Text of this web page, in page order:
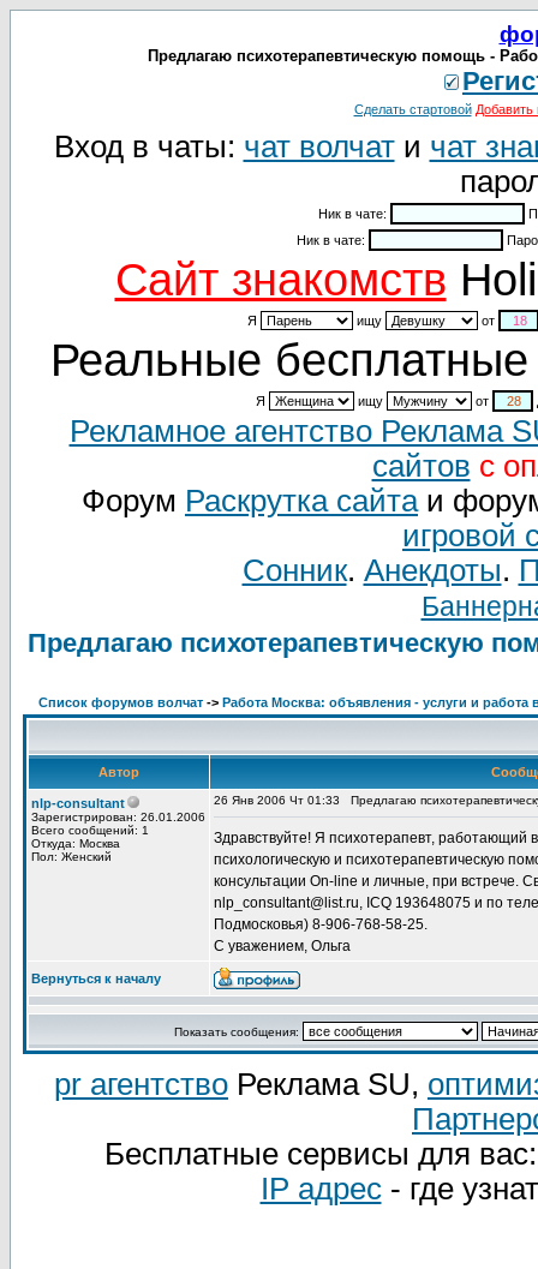
Предлагаю психотерапевтическую помощь -
Сделать стартовой Добавить
Вход в чаты: чат волчати чат
Ник в чате:
Ник в чате:
Cайт знакомств
Я ищу от
Реальные бесплатные
Я ищу от
Рекламное агентство Реклама
сайтов с
Форум Раскрутка сайтаи
игровой
Сонник. Анекдоты.
Предлагаю психотерапевтическую
Список форумов волчат -> Работа Москва: объявления - услуги и работа
Автор
nlp-consultant
Зарегистрирован: 26.01.2006
Всего сообщений: 1
Откуда: Москва
Пол: Женский
26 Янв 2006 Чт 01:33 Предлагаю
Здравствуйте! Я психотерапевт,
психологическую и психотерапевтическую
консультации On-line и личные, при встрече.
nlp_consultant@list.ru, ICQ 193648075 и по
Подмосковья) 8-906-768-58-25.
С уважением, Ольга
Вернуться к началу
Показать сообщения:
pr агентство Реклама SU,
Бесплатные сервисы для
IP адрес- где